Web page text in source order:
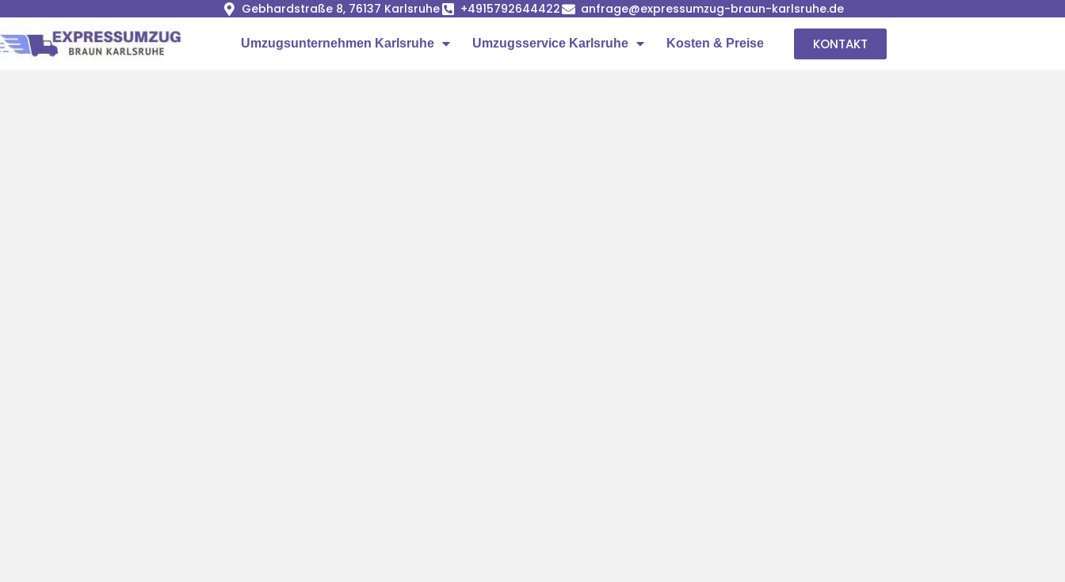
Gebhardstraße 8, 76137 Karlsruhe +4915792644422 anfrage@expressumzug-braun-karlsruhe.de
Umzugsunternehmen Karlsruhe Umzugsservice Karlsruhe Kosten & Preise KONTAKT